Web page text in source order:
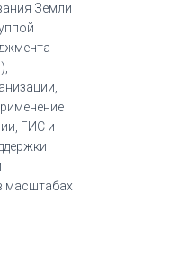
Земли
ГИС и
масштабах